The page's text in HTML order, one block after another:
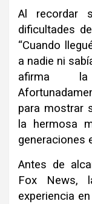
Al recordar
dificultades
“Cuando
a nadie ni
afirma la
para mostrar
la hermosa
generaciones
Antes de
Fox News,
experiencia